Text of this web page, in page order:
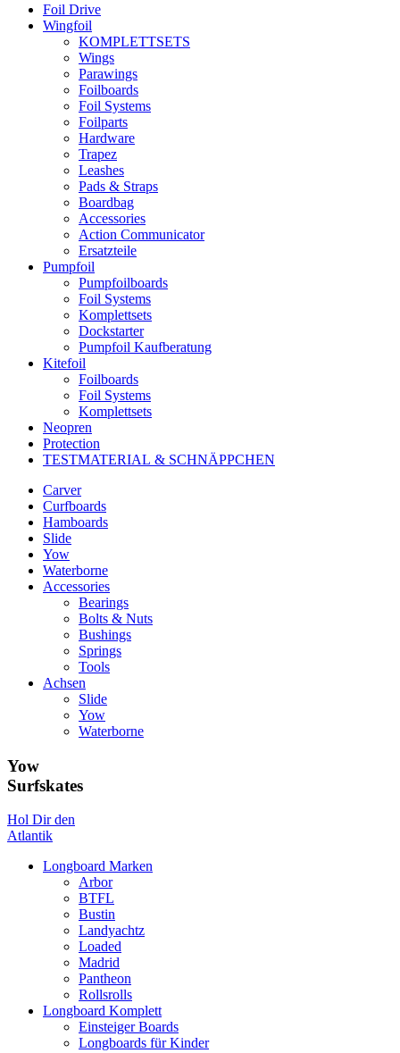
Foil Drive
Wingfoil
KOMPLETTSETS
Wings
Parawings
Foilboards
Foil Systems
Foilparts
Hardware
Trapez
Leashes
Pads & Straps
Boardbag
Accessories
Action Communicator
Ersatzteile
Pumpfoil
Pumpfoilboards
Foil Systems
Komplettsets
Dockstarter
Pumpfoil Kaufberatung
Kitefoil
Foilboards
Foil Systems
Komplettsets
Neopren
Protection
TESTMATERIAL & SCHNÄPPCHEN
Carver
Curfboards
Hamboards
Slide
Yow
Waterborne
Accessories
Bearings
Bolts & Nuts
Bushings
Springs
Tools
Achsen
Slide
Yow
Waterborne
Yow
Surfskates
Hol Dir den
Atlantik
Longboard Marken
Arbor
BTFL
Bustin
Landyachtz
Loaded
Madrid
Pantheon
Rollsrolls
Longboard Komplett
Einsteiger Boards
Longboards für Kinder